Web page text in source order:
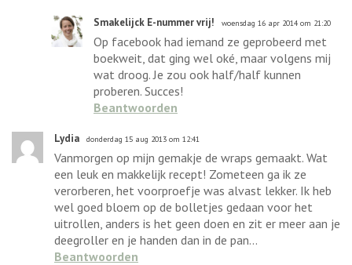
Smakelijck E-nummer vrij! woensdag 16 apr 2014 om 21:20
Op facebook had iemand ze geprobeerd met
boekweit, dat ging wel oké, maar volgens mij
wat droog. Je zou ook half/half kunnen
proberen. Succes!
Beantwoorden
Lydia donderdag 15 aug 2013 om 12:41
Vanmorgen op mijn gemakje de wraps gemaakt. Wat
een leuk en makkelijk recept! Zometeen ga ik ze
verorberen, het voorproefje was alvast lekker. Ik heb
wel goed bloem op de bolletjes gedaan voor het
uitrollen, anders is het geen doen en zit er meer aan je
deegroller en je handen dan in de pan...
Beantwoorden